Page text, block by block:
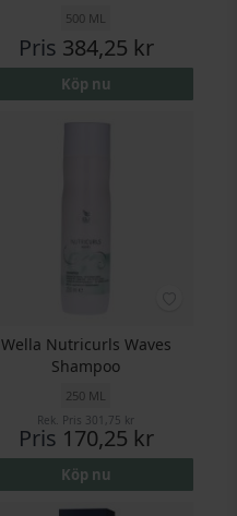
500 ML
Pris 384,25 kr
Köp nu
Wella Nutricurls Waves
Shampoo
250 ML
Rek. Pris 301,75 kr
Pris 170,25 kr
Köp nu